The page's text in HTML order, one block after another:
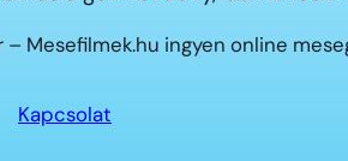
Mesefilmek.hu ingyen online
Kapcsolat